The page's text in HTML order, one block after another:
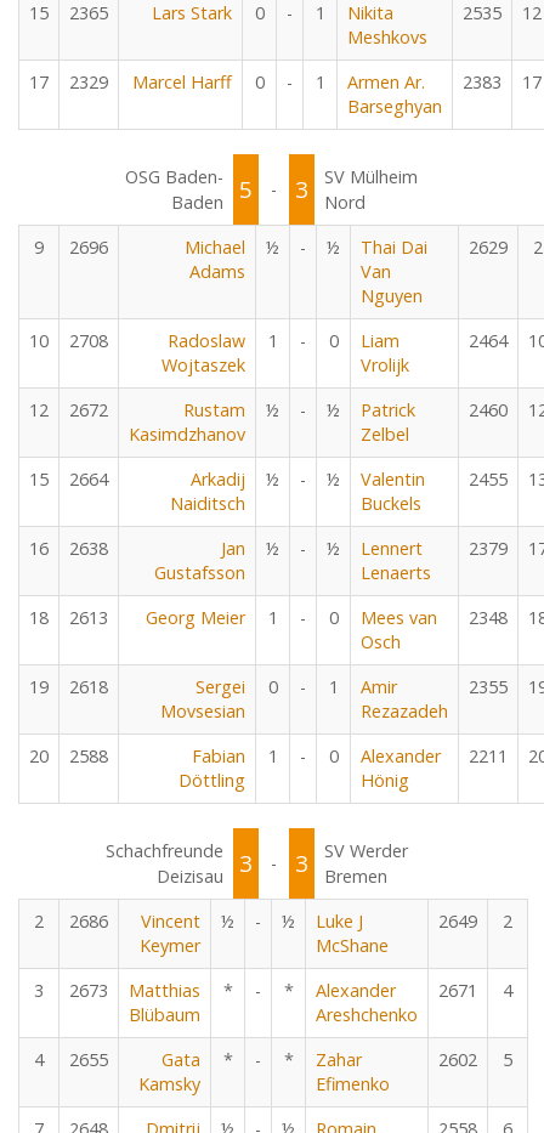
15 2365 Lars Stark 0 - 1
Nikita
Meshkovs
2535 12
17 2329 Marcel Harff 0 - 1
Armen Ar.
Barseghyan
2383 17
OSG Baden-
Baden
5 - 3
SV Mülheim
Nord
9
2696
Michael
Adams
½ - ½
Thai Dai
Van
Nguyen
2629 2
10 2708
Radoslaw
Wojtaszek
1 - 0
Liam
Vrolijk
2464
12 2672
Rustam
Kasimdzhanov
½ - ½
Patrick
Zelbel
2460
15 2664
Arkadij
Naiditsch
½ - ½
Valentin
Buckels
2455
16 2638
Jan
Gustafsson
½ - ½
Lennert
Lenaerts
2379
18 2613 Georg Meier 1 - 0
Mees van
Osch
2348
19 2618
Sergei
Movsesian
0 - 1
Amir
Rezazadeh
2355
20 2588
Fabian
Döttling
1 - 0
Alexander
Hönig
2211
Schachfreunde
Deizisau
3 - 3
SV Werder
Bremen
2
2686
Vincent
Keymer
½ - ½
Luke J
McShane
2649 2
3 2673
Matthias
Blübaum
* - *
Alexander
Areshchenko
2671 4
4 2655
Gata
Kamsky
* - *
Zahar
Efimenko
2602 5